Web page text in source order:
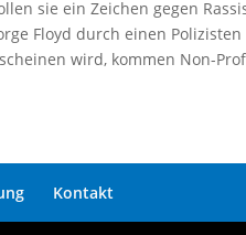
sie ein Zeichen gegen
Floyd durch einen
wird, kommen Non-
Kontakt